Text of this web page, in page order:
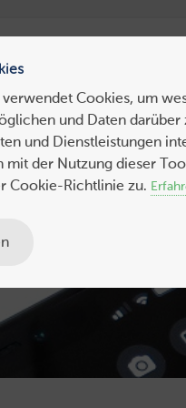
Hosting
Tipps Business
verwendet Cookies, um
und Daten
und Dienstleistungen
mit der Nutzung dieser
Cookie-Richtlinie zu.